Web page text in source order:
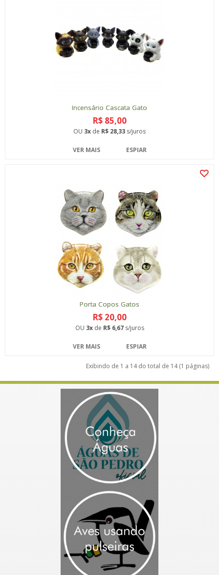
Incensário Cascata Gato
R$ 85,00
OU 3x de R$ 28,33 s/juros
VER MAIS ESPIAR
Porta Copos Gatos
R$ 20,00
OU 3xde R$ 6,67s/juros
VER MAIS ESPIAR
Exibindo de 1 a 14 do total de 14 (1 páginas)